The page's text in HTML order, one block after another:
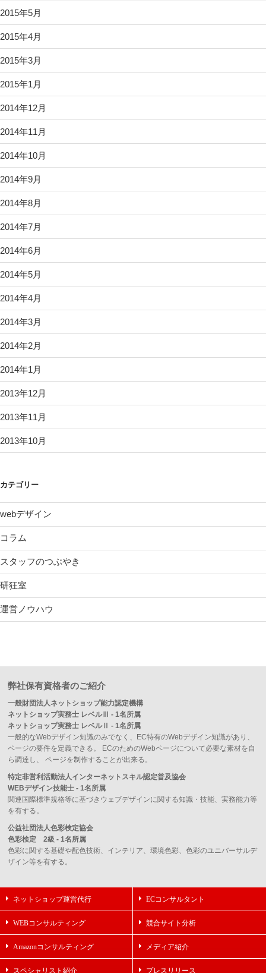
2015年5月
2015年4月
2015年3月
2015年1月
2014年12月
2014年11月
2014年10月
2014年9月
2014年8月
2014年7月
2014年6月
2014年5月
2014年4月
2014年3月
2014年2月
2014年1月
2013年12月
2013年11月
2013年10月
カテゴリー
webデザイン
コラム
スタッフのつぶやき
研狂室
運営ノウハウ
弊社保有資格者のご紹介
一般財団法人ネットショップ能力認定機構
ネットショップ実務士 レベルⅢ - 1名所属
ネットショップ実務士 レベルⅡ - 1名所属
一般的なWebデザイン知識のみでなく、EC特有のWebデザイン知識があり、
ページの要件を定義できる。 ECのためのWebページについて必要な素材を自
ら調達し、 ページを制作することが出来る。
特定非営利活動法人インターネットスキル認定普及協会
WEBデザイン技能士 - 1名所属
関連国際標準規格等に基づきウェブデザインに関する知識・技能、実務能力等
を有する。
公益社団法人色彩検定協会
色彩検定 2級 - 1名所属
色彩に関する基礎や配色技術、インテリア、環境色彩、色彩のユニバーサルデ
ザイン等を有する。
ネットショップ運営代行 ECコンサルタント
WEBコンサルティング 競合サイト分析
Amazonコンサルティング メディア紹介
スペシャリスト紹介 プレスリリース